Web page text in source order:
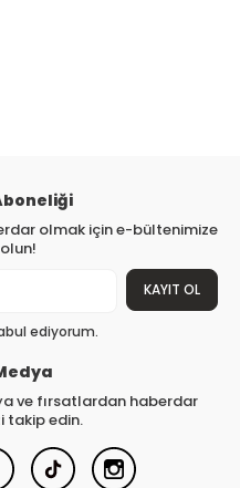
olmak için e-bültenimize
KAYIT OL
ediyorum.
ve fırsatlardan haberdar
takip edin.